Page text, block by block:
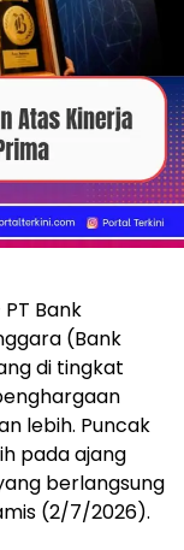
PT Bank
(Bank
di tingkat
lebih. Puncak
pada ajang
berlangsung
(2/7/2026).